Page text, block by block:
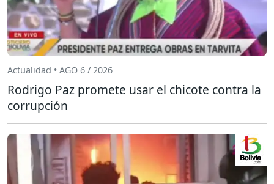
Actualidad • AGO 6 / 2026
Rodrigo Paz promete usar el chicote contra la
corrupción